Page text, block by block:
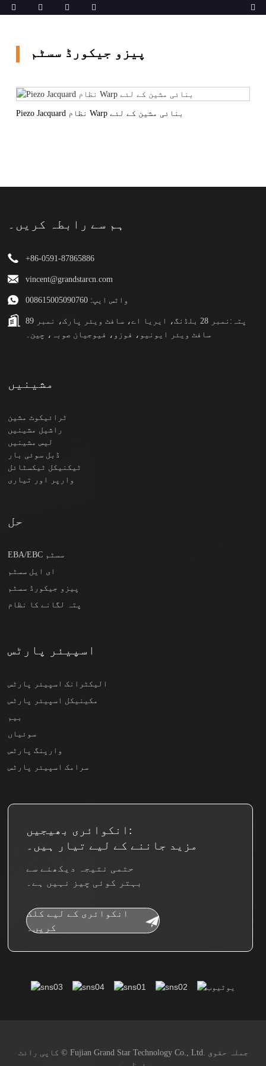
پیزو جیکورڈ سسٹم
Piezo Jacquard نظام Warp بنائی مشین کے لئے
ہم سے رابطہ کریں۔
+86-0591-87865886
vincent@grandstarcn.com
واٹس ایپ: 008615005090760
پتہ:
نمبر 28 بلڈنگ، ایریا اے، سافٹ ویئر پارک، نمبر 89
سافٹ ویئر ایونیو، فوزو، فیوجیان صوبہ، چین۔
مشینیں
ٹرائیکوٹ مشین
راشیل مشینیں
لیس مشینیں
ڈبل سوئی بار
ٹیکنیکل ٹیکسٹائل
وارپر اور تیاری
حل
EBA/EBC سسٹم
ای ایل سسٹم
پیزو جیکورڈ سسٹم
پتہ لگانے کا نظام
اسپیئر پارٹس
الیکٹرانک اسپیئر پارٹس
مکینیکل اسپیئر پارٹس
بیم
سوئیاں
وارپنگ پارٹس
سرامک اسپیئر پارٹس
انکوائری بھیجیں:
مزید جاننے کے لیے تیار ہیں۔
حتمی نتیجہ دیکھنے سے
بہتر کوئی چیز نہیں ہے۔
انکوائری کے لیے کلک
کریں۔
کاپی رائٹ © Fujian Grand Star Technology Co., Ltd. جملہ حقوق